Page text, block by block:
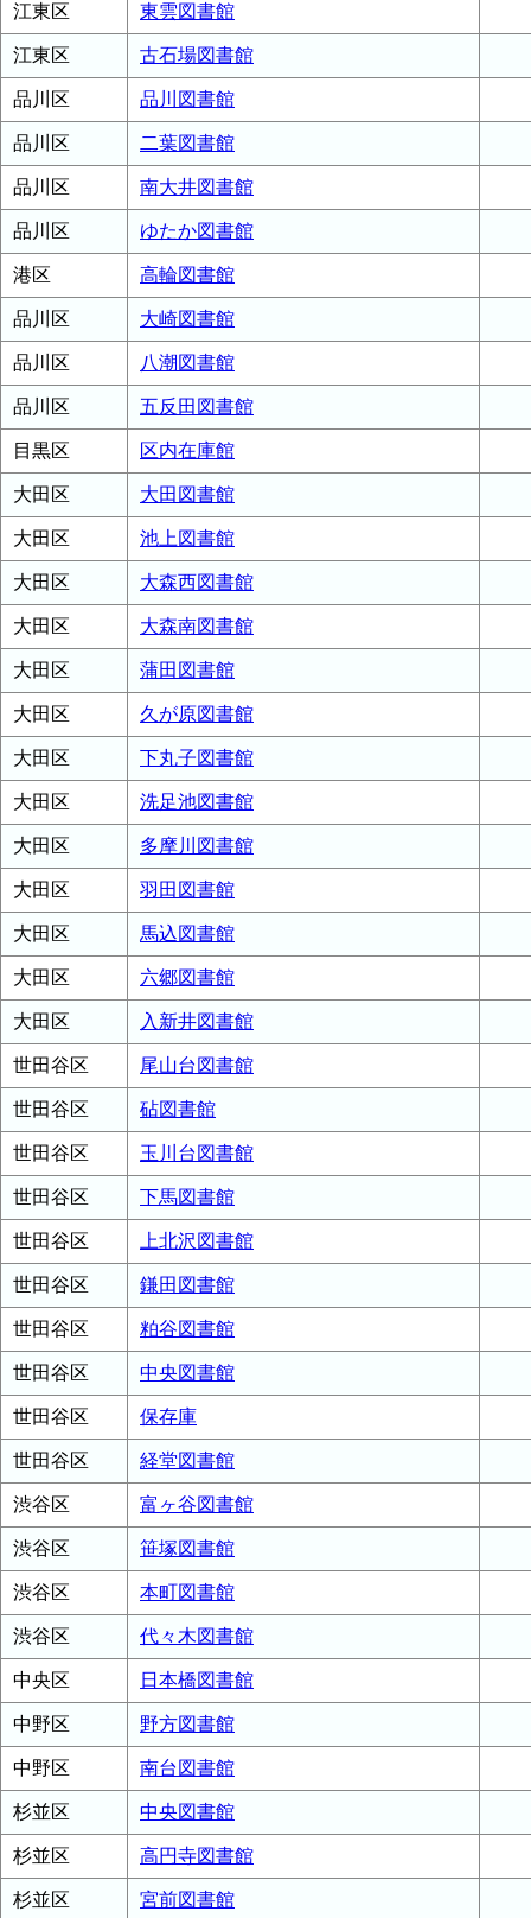
江東区 東雲図書館
江東区 古石場図書館
品川区 品川図書館
品川区 二葉図書館
品川区 南大井図書館
品川区 ゆたか図書館
港区 高輪図書館
品川区 大崎図書館
品川区 八潮図書館
品川区 五反田図書館
目黒区 区内在庫館
大田区 大田図書館
大田区 池上図書館
大田区 大森西図書館
大田区 大森南図書館
大田区 蒲田図書館
大田区 久が原図書館
大田区 下丸子図書館
大田区 洗足池図書館
大田区 多摩川図書館
大田区 羽田図書館
大田区 馬込図書館
大田区 六郷図書館
大田区 入新井図書館
世田谷区 尾山台図書館
世田谷区 砧図書館
世田谷区 玉川台図書館
世田谷区 下馬図書館
世田谷区 上北沢図書館
世田谷区 鎌田図書館
世田谷区 粕谷図書館
世田谷区 中央図書館
世田谷区 保存庫
世田谷区 経堂図書館
渋谷区 富ヶ谷図書館
渋谷区 笹塚図書館
渋谷区 本町図書館
渋谷区 代々木図書館
中央区 日本橋図書館
中野区 野方図書館
中野区 南台図書館
杉並区 中央図書館
杉並区 高円寺図書館
杉並区 宮前図書館